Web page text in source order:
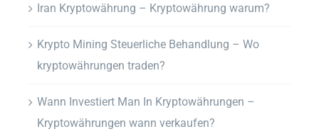
Iran Kryptowährung – Kryptowährung warum?
Krypto Mining Steuerliche Behandlung – Wo
kryptowährungen traden?
Wann Investiert Man In Kryptowährungen –
Kryptowährungen wann verkaufen?